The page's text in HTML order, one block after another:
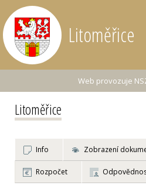
Litoměřice
Web provozuje
Litoměřice
Info Zobrazení
Rozpočet